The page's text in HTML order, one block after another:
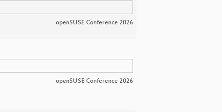
openSUSE Conference 2026
openSUSE Conference 2026